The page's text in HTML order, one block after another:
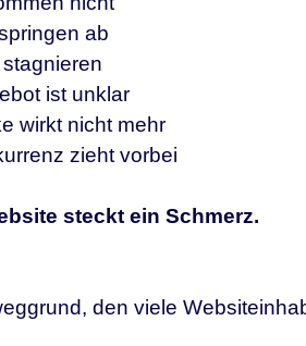
ab
ist unklar
wirkt nicht mehr
zieht vorbei
steckt ein Schmerz.
den viele